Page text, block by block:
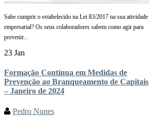
Sabe cumprir o estabelecido na Lei 83/2017 na sua atividade
empresarial? Os seus colaboradores sabem como agir para
prevenir...
23 Jan
Formação Contínua em Medidas de
Prevenção ao Branqueamento de Capitais
– Janeiro de 2024
Pedro Nunes